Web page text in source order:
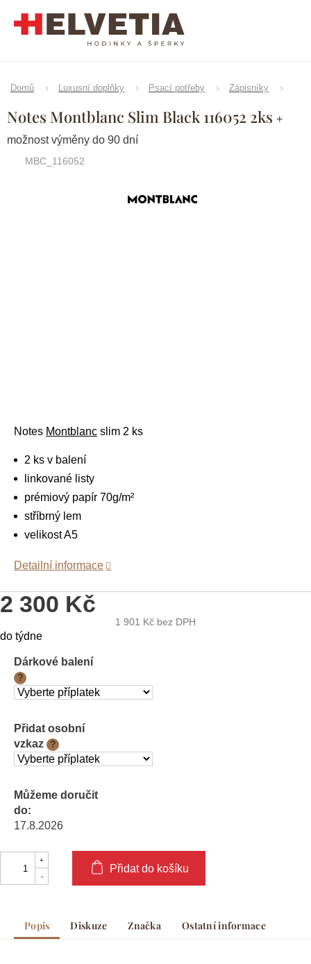
Domů Luxusní doplňky Psací potřeby Zápisníky
Notes Montblanc Slim Black 116052 2ks +
možnost výměny do 90 dní
MBC_116052
Značka:Montblanc
2 300 Kč
1 901 Kč bez DPH
Měrná
do týdne
Dárkové balení
?
Přidat osobní
vzkaz
?
Můžeme doručit
do:
17.8.2026
Přidat do košíku
Notes Montblanc slim 2 ks
2 ks v balení
linkované listy
prémiový papír 70g/m²
stříbrný lem
velikost A5
Detailní informace
Popis Diskuze Značka Ostatní informace